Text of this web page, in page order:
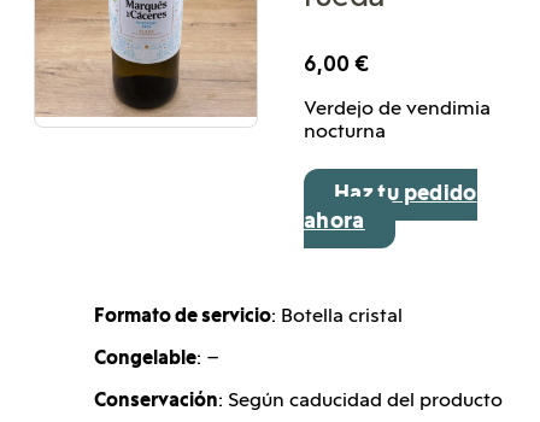
6,00 €
Verdejo de vendimia
nocturna
Haz tu pedido
ahora
Formato de servicio: Botella cristal
Congelable: –
Conservación: Según caducidad del producto